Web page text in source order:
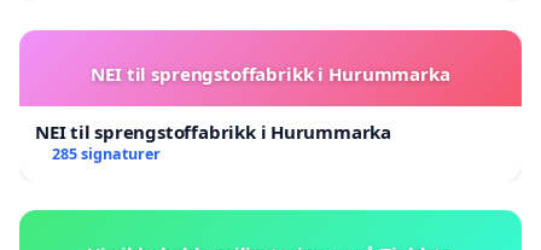
NEI til sprengstoffabrikk i Hurummarka
NEI til sprengstoffabrikk i Hurummarka
285 signaturer